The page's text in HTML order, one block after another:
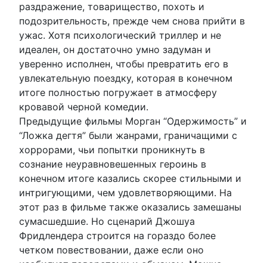
раздражение, товарищество, похоть и
подозрительность, прежде чем снова прийти в
ужас. Хотя психологический триллер и не
идеален, он достаточно умно задуман и
уверенно исполнен, чтобы превратить его в
увлекательную поездку, которая в конечном
итоге полностью погружает в атмосферу
кровавой черной комедии.
Предыдущие фильмы Морган “Одержимость” и
“Ложка дегтя” были жанрами, граничащими с
хоррорами, чьи попытки проникнуть в
сознание неуравновешенных героинь в
конечном итоге казались скорее стильными и
интригующими, чем удовлетворяющими. На
этот раз в фильме также оказались замешаны
сумасшедшие. Но сценарий Джошуа
Фридлендера строится на гораздо более
четком повествовании, даже если оно